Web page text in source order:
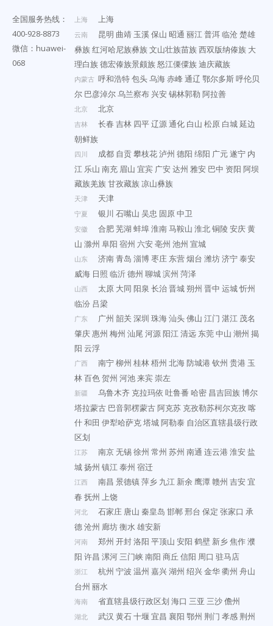
全国服务热线：
400-928-8873
微信：huawei-
068
上海 上海
云南 昆明 曲靖 玉溪保山 昭通 丽江普洱临沧楚雄
彝族红河哈尼族彝族文山壮族苗族西双版纳傣族 大
理白族德宏傣族景颇族怒江傈僳族迪庆藏族
内蒙古 呼和浩特包头乌海赤峰通辽 鄂尔多斯呼伦贝
尔 巴彦淖尔乌兰察布 兴安锡林郭勒 阿拉善
北京 北京
吉林 长春 吉林 四平辽源通化 白山 松原 白城延边
朝鲜族
四川 成都 自贡攀枝花泸州 德阳 绵阳 广元遂宁 内
江 乐山 南充 眉山 宜宾 广安达州 雅安 巴中 资阳 阿坝
藏族羌族甘孜藏族凉山彝族
天津 天津
宁夏 银川 石嘴山 吴忠 固原中卫
安徽 合肥芜湖 蚌埠淮南马鞍山 淮北铜陵 安庆黄
山 滁州 阜阳 宿州 六安亳州 池州 宣城
山东 济南青岛 淄博枣庄 东营烟台 潍坊济宁泰安
威海 日照 临沂德州 聊城滨州 菏泽
山西 太原 大同 阳泉 长治晋城朔州 晋中 运城忻州
临汾 吕梁
广东 广州 韶关 深圳 珠海汕头佛山 江门 湛江 茂名
肇庆惠州 梅州 汕尾 河源阳江清远 东莞中山 潮州 揭
阳 云浮
广西 南宁柳州 桂林梧州 北海防城港钦州 贵港 玉
林百色贺州 河池来宾崇左
新疆 乌鲁木齐 克拉玛依 吐鲁番 哈密 昌吉回族博尔
塔拉蒙古 巴音郭楞蒙古阿克苏 克孜勒苏柯尔克孜喀
什和田 伊犁哈萨克塔城阿勒泰 自治区直辖县级行政
区划
江苏 南京无锡徐州 常州 苏州 南通 连云港淮安盐
城扬州 镇江泰州 宿迁
江西 南昌 景德镇萍乡 九江 新余鹰潭赣州 吉安宜
春 抚州 上饶
河北 石家庄 唐山 秦皇岛 邯郸邢台 保定 张家口 承
德沧州 廊坊衡水雄安新
河南 郑州 开封洛阳 平顶山 安阳 鹤壁 新乡焦作濮
阳 许昌 漯河三门峡南阳 商丘 信阳 周口 驻马店
浙江 杭州 宁波 温州 嘉兴湖州 绍兴金华衢州 舟山
台州 丽水
海南 省直辖县级行政区划 海口 三亚 三沙儋州
湖北 武汉 黄石十堰 宜昌 襄阳 鄂州 荆门 孝感荆州